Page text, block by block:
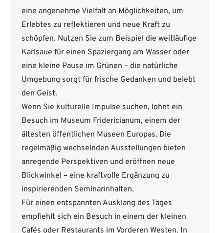
eine angenehme Vielfalt an Möglichkeiten, um
Erlebtes zu reflektieren und neue Kraft zu
schöpfen. Nutzen Sie zum Beispiel die weitläufige
Karlsaue für einen Spaziergang am Wasser oder
eine kleine Pause im Grünen – die natürliche
Umgebung sorgt für frische Gedanken und belebt
den Geist.
Wenn Sie kulturelle Impulse suchen, lohnt ein
Besuch im Museum Fridericianum, einem der
ältesten öffentlichen Museen Europas. Die
regelmäßig wechselnden Ausstellungen bieten
anregende Perspektiven und eröffnen neue
Blickwinkel – eine kraftvolle Ergänzung zu
inspirierenden Seminarinhalten.
Für einen entspannten Ausklang des Tages
empfiehlt sich ein Besuch in einem der kleinen
Cafés oder Restaurants im Vorderen Westen. In